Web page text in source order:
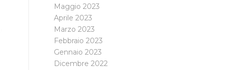
Maggio 2023
Aprile 2023
Marzo 2023
Febbraio 2023
Gennaio 2023
Dicembre 2022